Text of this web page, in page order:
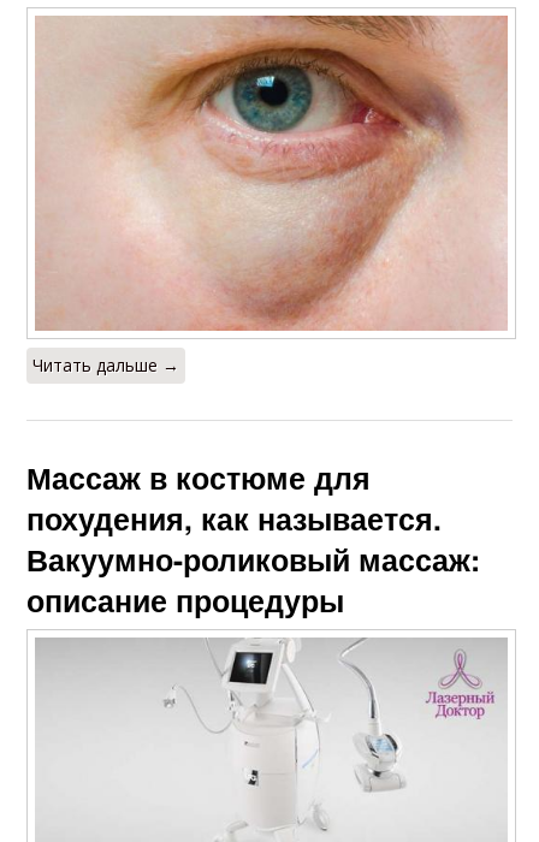
Читать дальше →
Массаж в костюме для
похудения, как называется.
Вакуумно-роликовый массаж:
описание процедуры